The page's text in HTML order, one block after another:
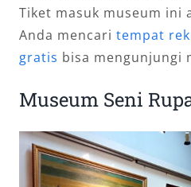
Tiket masuk museum ini
Anda mencari tempat
gratis bisa mengunjungi
Museum Seni